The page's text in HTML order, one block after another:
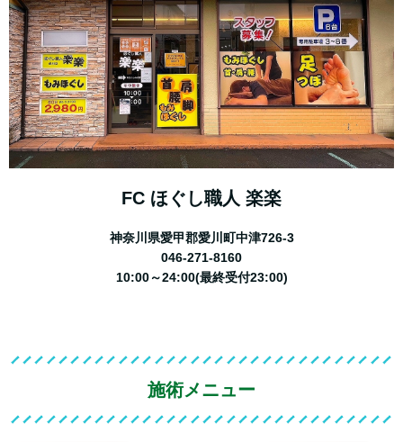
FC ほぐし職人 楽楽
神奈川県愛甲郡愛川町中津726‐3
046-271-8160
10:00～24:00(最終受付23:00)
施術メニュー